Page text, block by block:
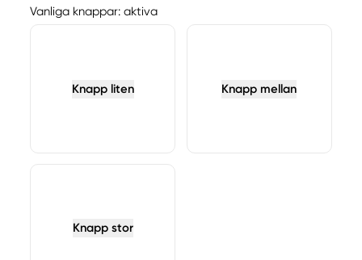
Vanliga knappar: aktiva
Knapp liten Knapp mellan
Knapp stor